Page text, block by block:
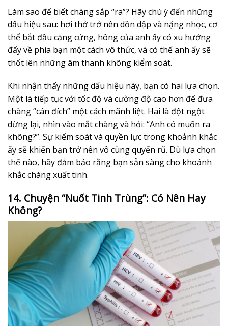
Làm sao để biết chàng sắp “ra”? Hãy chú ý đến những
dấu hiệu sau: hơi thở trở nên dồn dập và nặng nhọc, cơ
thể bắt đầu căng cứng, hông của anh ấy có xu hướng
đẩy về phía bạn một cách vô thức, và có thể anh ấy sẽ
thốt lên những âm thanh không kiểm soát.
Khi nhận thấy những dấu hiệu này, bạn có hai lựa chọn.
Một là tiếp tục với tốc độ và cường độ cao hơn để đưa
chàng “cán đích” một cách mãnh liệt. Hai là đột ngột
dừng lại, nhìn vào mắt chàng và hỏi: “Anh có muốn ra
không?”. Sự kiểm soát và quyền lực trong khoảnh khắc
ấy sẽ khiến bạn trở nên vô cùng quyến rũ. Dù lựa chọn
thế nào, hãy đảm bảo rằng bạn sẵn sàng cho khoảnh
khắc chàng xuất tinh.
14. Chuyện “Nuốt Tinh Trùng”: Có Nên Hay
Không?